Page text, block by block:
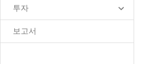
투자
보고서